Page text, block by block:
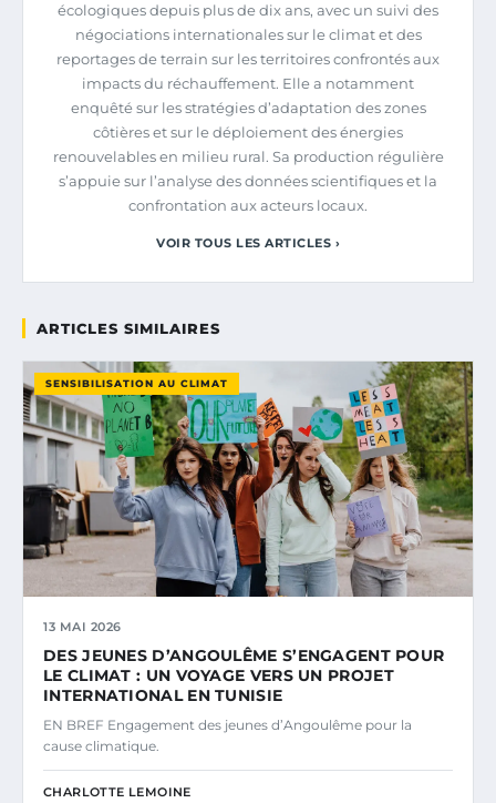
écologiques depuis plus de dix ans, avec un suivi des
négociations internationales sur le climat et des
reportages de terrain sur les territoires confrontés aux
impacts du réchauffement. Elle a notamment
enquêté sur les stratégies d’adaptation des zones
côtières et sur le déploiement des énergies
renouvelables en milieu rural. Sa production régulière
s’appuie sur l’analyse des données scientifiques et la
confrontation aux acteurs locaux.
VOIR TOUS LES ARTICLES ›
ARTICLES SIMILAIRES
SENSIBILISATION AU CLIMAT
13 MAI 2026
DES JEUNES D’ANGOULÊME S’ENGAGENT POUR
LE CLIMAT : UN VOYAGE VERS UN PROJET
INTERNATIONAL EN TUNISIE
EN BREF Engagement des jeunes d’Angoulême pour la
cause climatique.
CHARLOTTE LEMOINE